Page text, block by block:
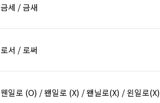
금세 / 금새
로서 / 로써
웬일로 (O) / 왠일로 (X) / 왠닐로(X) / 왼일로(X)